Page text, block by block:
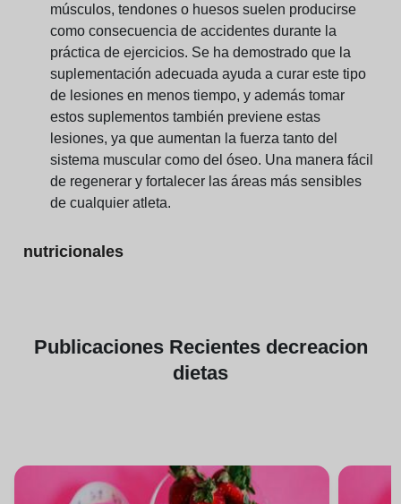
músculos, tendones o huesos suelen producirse
como consecuencia de accidentes durante la
práctica de ejercicios. Se ha demostrado que la
suplementación adecuada ayuda a curar este tipo
de lesiones en menos tiempo, y además tomar
estos suplementos también previene estas
lesiones, ya que aumentan la fuerza tanto del
sistema muscular como del óseo. Una manera fácil
de regenerar y fortalecer las áreas más sensibles
de cualquier atleta.
nutricionales
Publicaciones Recientes decreacion
dietas